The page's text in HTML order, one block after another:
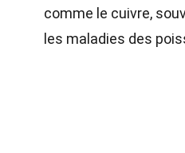
comme le cuivre,
les maladies des